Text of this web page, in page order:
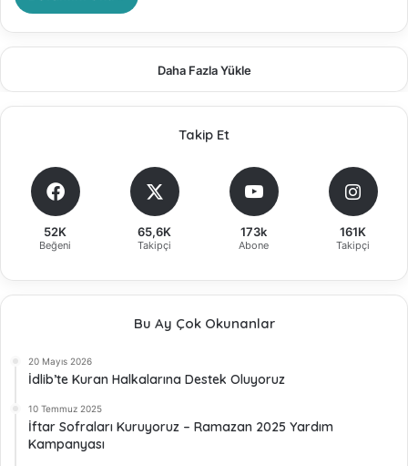
Daha Fazla Yükle
Takip Et
52K
Beğeni
65,6K
Takipçi
173k
Abone
161K
Takipçi
Bu Ay Çok Okunanlar
20 Mayıs 2026
İdlib’te Kuran Halkalarına Destek Oluyoruz
10 Temmuz 2025
İftar Sofraları Kuruyoruz – Ramazan 2025 Yardım
Kampanyası